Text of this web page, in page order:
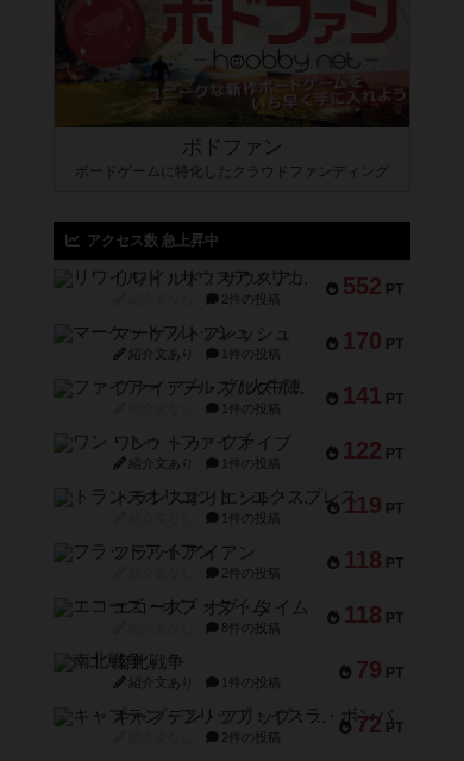
ボドファン
ボードゲームに特化したクラウドファンディング
アクセス数 急上昇中
552 PT
リワイルド：サウスアメリカ
2件の投稿
170 PT
マーケットフレッシュ
紹介文あり 1件の投稿
141 PT
ファイアー・ブルズ / 火牛陣
1件の投稿
122 PT
ワン・トゥ・ファイブ
紹介文あり 1件の投稿
119 PT
トランスオリエント・エクスプレス
1件の投稿
118 PT
フラットアイアン
2件の投稿
118 PT
エコーズ・オブ・タイム
8件の投稿
79 PT
南北戦争
紹介文あり 1件の投稿
72 PT
キャプテン・フリップ：イスラ・ボンバ
2件の投稿